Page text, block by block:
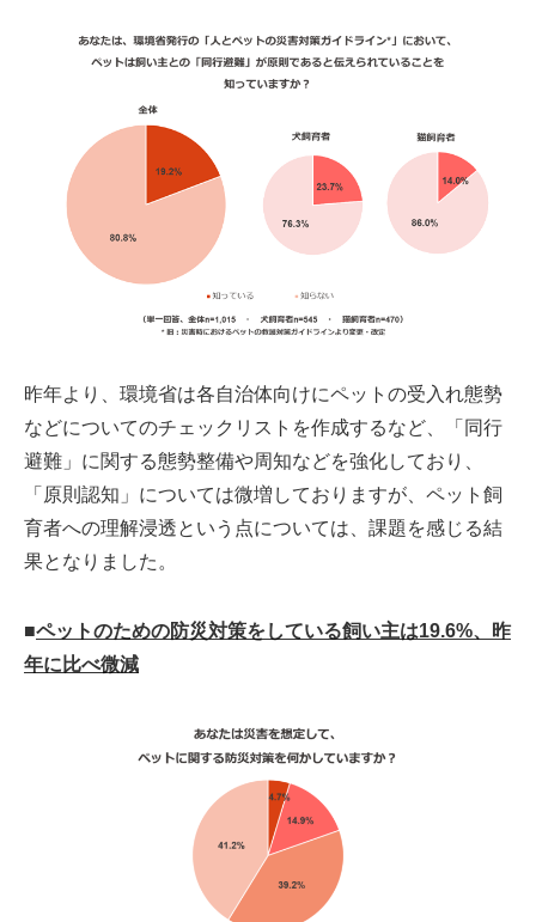
昨年より、環境省は各自治体向けにペットの受入れ態勢
などについてのチェックリストを作成するなど、「同行
避難」に関する態勢整備や周知などを強化しており、
「原則認知」については微増しておりますが、ペット飼
育者への理解浸透という点については、課題を感じる結
果となりました。
■ペットのための防災対策をしている飼い主は19.6%、昨
年に比べ微減